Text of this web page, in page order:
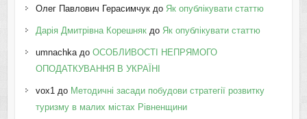
Олег Павлович Герасимчукдо Як опублікувати статтю
Дарія Дмитрівна Корешнякдо Як опублікувати статтю
umnachkaдо ОСОБЛИВОСТІ НЕПРЯМОГО
ОПОДАТКУВАННЯ В УКРАЇНІ
vox1до Методичні засади побудови стратегії розвитку
туризму в малих містах Рівненщини